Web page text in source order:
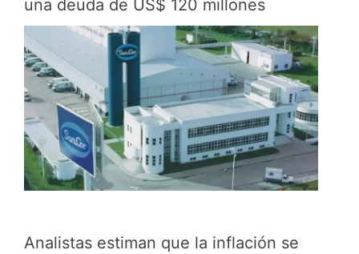
una deuda de US$ 120 millones
Analistas estiman que la inflación se